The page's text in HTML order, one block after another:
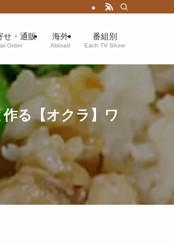
せ・通販
Order
海外
Abroad
番組別
Each TV Show
る【オクラ】ワ